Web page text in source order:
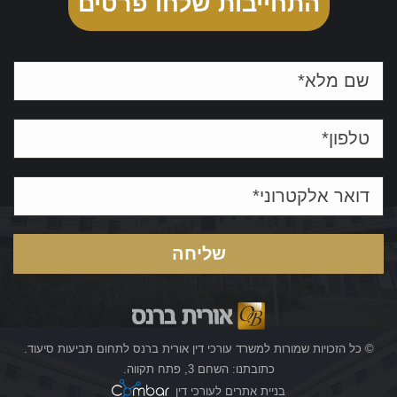
© כל הזכויות שמורות למשרד עורכי דין אורית ברנס לתחום תביעות סיעוד.
כתובתנו: השחם 3, פתח תקווה.
בניית אתרים לעורכי דין